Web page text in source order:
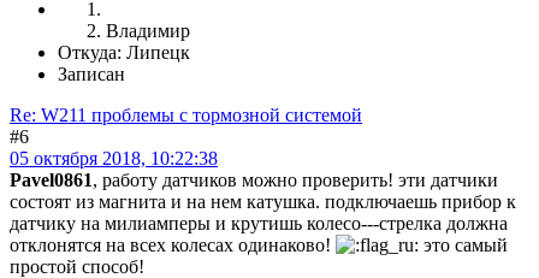
Владимир
Откуда: Липецк
Записан
Re: W211 проблемы с тормозной системой
#6
05 октября 2018, 10:22:38
Pavel0861, работу датчиков можно проверить! эти датчики
состоят из магнита и на нем катушка. подключаешь прибор к
датчику на милиамперы и крутишь колесо---стрелка должна
отклонятся на всех колесах одинаково!
это самый
простой способ!